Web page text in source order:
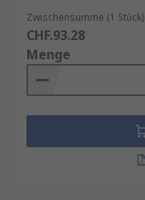
Zwischensumme (1 Stück)
CHF.93.28
Menge